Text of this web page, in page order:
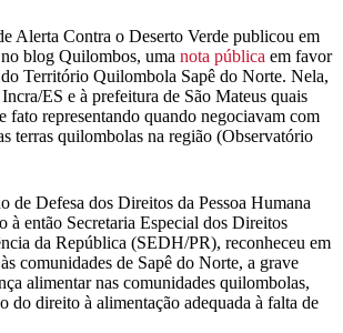
Alerta Contra o Deserto Verde publicou em
blog Quilombos, uma nota pública em favor
Território Quilombola Sapê do Norte. Nela,
ES e à prefeitura de São Mateus quais
fato representando quando negociavam com
terras quilombolas na região (Observatório
de Defesa dos Direitos da Pessoa Humana
então Secretaria Especial dos Direitos
da República (SEDH/PR), reconheceu em
comunidades de Sapê do Norte, a grave
alimentar nas comunidades quilombolas,
do direito à alimentação adequada à falta de